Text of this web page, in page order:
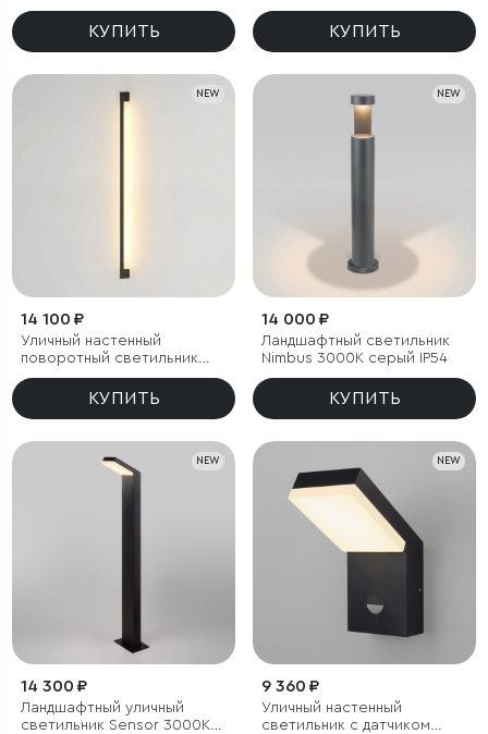
Covert 3000K черный IP65
КУПИТЬ
черный IP54
КУПИТЬ
NEW
14 100 ₽
Уличный настенный
поворотный светильник
Argos 3000K черный
КУПИТЬ
NEW
14 000 ₽
Ландшафтный светильник
Nimbus 3000K cерый IP54
КУПИТЬ
NEW
14 300 ₽
Ландшафтный уличный
светильник Sensor 3000K
NEW
9 360 ₽
Уличный настенный
светильник с датчиком